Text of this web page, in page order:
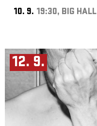
10. 9. 19:30, BIG HALL
12. 9.